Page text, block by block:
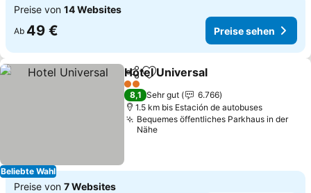
Preise von 14 Websites
Ab 49 € Preise sehen
Beliebte Wahl
TeilenZu Favoriten hinzufügen
Hotel Universal
2 Sterne
8,1 Sehr gut
6.766
1.5 km bis Estación de autobuses
Bequemes öffentliches Parkhaus in der
Nähe
Preise von 7 Websites